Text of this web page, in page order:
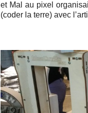
et Mal au pixel
(coder la terre) avec